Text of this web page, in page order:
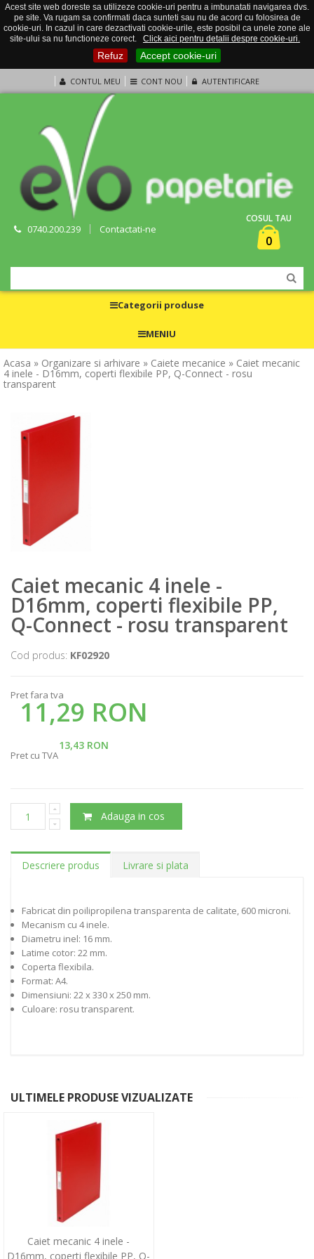
Acest site web doreste sa utilizeze cookie-uri pentru a imbunatati navigarea dvs.
pe site. Va rugam sa confirmati daca sunteti sau nu de acord cu folosirea de
cookie-uri. In cazul in care dezactivati cookie-urile, este posibil ca unele zone ale
site-ului sa nu functioneze corect.
Click aici pentru detalii despre cookie-uri.
Refuz Accept cookie-uri
CONTUL MEU CONT NOU AUTENTIFICARE
0740.200.239 Contactati-ne
COSUL TAU
0
Categorii produse
MENIU
Acasa » Organizare si arhivare » Caiete mecanice » Caiet mecanic
4 inele - D16mm, coperti flexibile PP, Q-Connect - rosu
transparent
Caiet mecanic 4 inele -
D16mm, coperti flexibile PP,
Q-Connect - rosu transparent
Cod produs: KF02920
Pret fara tva
11,29 RON
13,43 RON
Pret cu TVA
Adauga in cos
Descriere produs Livrare si plata
Fabricat din poilipropilena transparenta de calitate, 600 microni.
Mecanism cu 4 inele.
Diametru inel: 16 mm.
Latime cotor: 22 mm.
Coperta flexibila.
Format: A4.
Dimensiuni: 22 x 330 x 250 mm.
Culoare: rosu transparent.
ULTIMELE PRODUSE VIZUALIZATE
Caiet mecanic 4 inele -
D16mm, coperti flexibile PP, Q-